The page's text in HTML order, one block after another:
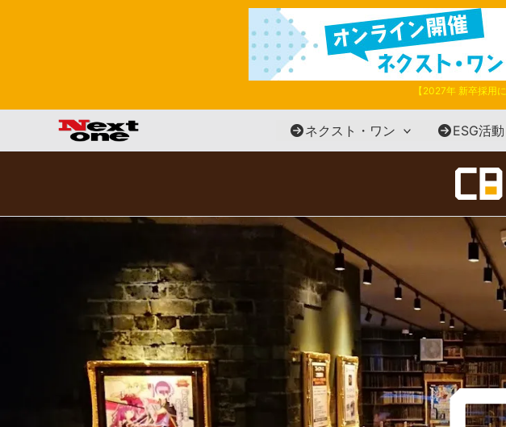
ッ
【2027年 新卒採用
ネクスト・ワン ESG活動